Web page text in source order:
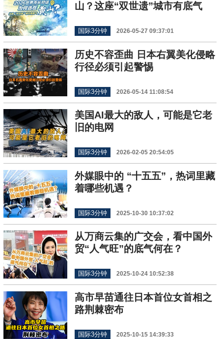
山？这座“双世遗”城市有底气
国际3分钟 2026-05-27 09:37:01
历史不容歪曲 日本右翼美化侵略
行径必须引起警惕
国际3分钟 2026-05-14 11:08:54
美国AI最大的敌人，可能是它老
旧的电网
国际3分钟 2026-02-05 20:54:05
外媒眼中的 “十五五”，热词里藏
着哪些机遇？
国际3分钟 2025-10-30 10:37:02
从万商云集的广交会，看中国外
贸“人气旺”的底气何在？
国际3分钟 2025-10-24 10:52:38
高市早苗通往日本首位女首相之
路荆棘密布
国际3分钟 2025-10-15 14:39:33